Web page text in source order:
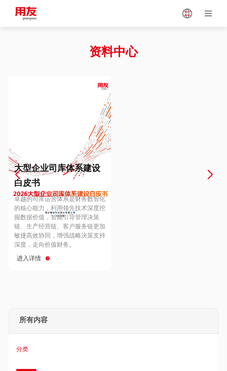
Vietnam
Europe
Hungary
Hong Kong
资料中心
大型企业司库体系建设
白皮书
卓越的司库运营体系是财务数智化
的核心能力，利用领先技术深度挖
掘数据价值，智能引导管理决策
链、生产经营链、客户服务链更加
敏捷高效协同，增强战略決策支持
深度，走向价值财务。
进入详情
所有内容
分类